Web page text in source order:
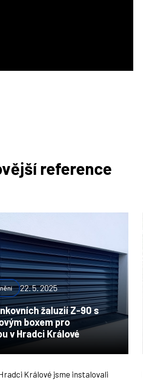
reference
22. 5. 2025
žaluzií Z-90 s
boxem pro
v Hradci Králové
Králové jsme instalovali